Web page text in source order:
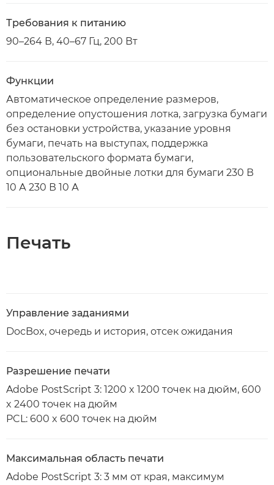
Требования к питанию
90–264 В, 40–67 Гц, 200 Вт
Функции
Автоматическое определение размеров,
определение опустошения лотка, загрузка бумаги
без остановки устройства, указание уровня
бумаги, печать на выступах, поддержка
пользовательского формата бумаги,
опциональные двойные лотки для бумаги 230 В
10 А 230 В 10 А
Печать
Управление заданиями
DocBox, очередь и история, отсек ожидания
Разрешение печати
Adobe PostScript 3: 1200 x 1200 точек на дюйм, 600
x 2400 точек на дюйм
PCL: 600 x 600 точек на дюйм
Максимальная область печати
Adobe PostScript 3: 3 мм от края, максимум